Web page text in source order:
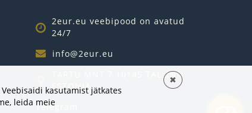
2eur.eu veebipood on avatud
24/7
info@2eur.eu
TARTU MNT 7 10145 TALLINN
ESTONIA
Telegram
kasutamist jätkates
leida meie
✖